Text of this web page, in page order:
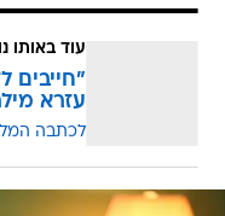
עוד באותו
"חייבים
עזרא
לכתבה